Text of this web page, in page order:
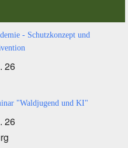
- Schutzkonzept und
26
"Waldjugend und KI"
26